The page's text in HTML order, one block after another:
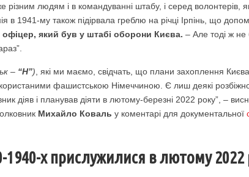
різним людям і в командуванні штабу, і серед волонтерів,
в 1941-му також підірвала греблю на річці Ірпінь, що
офіцер, який був у штабі оборони Києва. – Але тоді ж
– “Н”) , які ми маємо, свідчать, що плани захоплення
фашистською Німеччиною. Є лиш деякі
діяв і планував діяти в лютому-березні 2022 року”, –
Михайло Коваль у коментарі для документальної
1940-х прислужилися в лютому 2022